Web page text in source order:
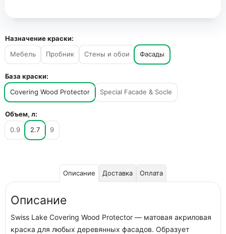
Назначение краски:
Мебель
Пробник Стены и обои Фасады
База краски:
Covering Wood Protector
Special Facade & Socle
Объем, л:
0.9
2.7 9
Описание Доставка Оплата
Описание
Swiss Lake Covering Wood Protector — матовая акриловая
краска для любых деревянных фасадов. Образует